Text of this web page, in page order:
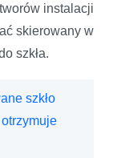
instalacji
skierowany w
szkła.
szkło